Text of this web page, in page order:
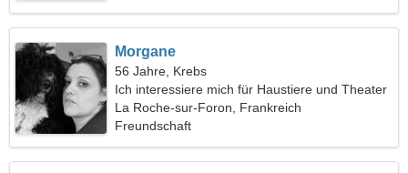
Morgane
56 Jahre, Krebs
Ich interessiere mich für Haustiere und Theater
La Roche-sur-Foron, Frankreich
Freundschaft